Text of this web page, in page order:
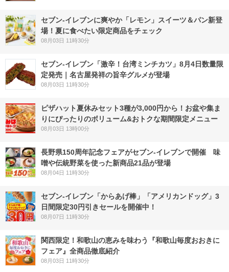
セブン‐イレブンに爽やか「レモン」スイーツ＆パン新登
場！夏に食べたい限定商品をチェック
08月03日 11時30分
セブン-イレブン「激辛！台湾ミンチカツ」8月4日数量限
定発売｜名古屋発祥の旨辛グルメが登場
08月03日 11時30分
ピザハット夏休みセット3種が3,000円から！お盆や集ま
りにぴったりのボリューム&おトクな期間限定メニュー
08月03日 13時00分
長野県150周年記念フェアがセブン-イレブンで開催 味
噌や伝統野菜を使った新商品21品が登場
08月04日 11時30分
セブン‐イレブン「からあげ棒」「アメリカンドッグ」3
日間限定30円引きセールを開催中！
08月07日 11時30分
関西限定！和歌山の恵みを味わう『和歌山毎度おおきに
フェア』全商品徹底紹介
08月03日 11時30分